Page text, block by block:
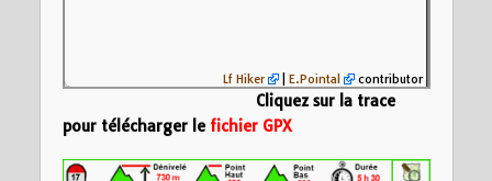
Lf Hiker | E.Pointal contributor
Cliquez sur la trace
pour télécharger le fichier GPX